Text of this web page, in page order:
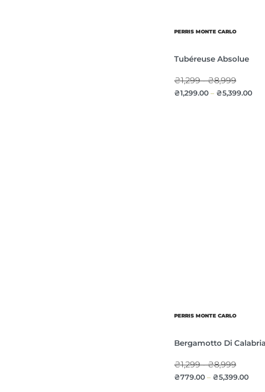
PERRIS MONTE CARLO
Tubéreuse Absolue
₴1,299 - ₴8,999
₴1,299.00 – ₴5,399.00
PERRIS MONTE CARLO
Bergamotto Di Calabria
₴1,299 - ₴8,999
₴779.00 – ₴5,399.00